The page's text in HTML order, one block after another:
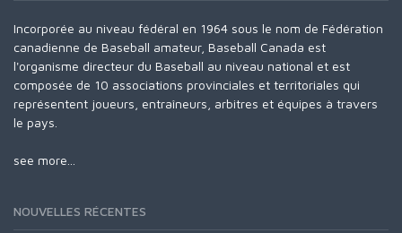
Incorporée au niveau fédéral en 1964 sous le nom de Fédération
canadienne de Baseball amateur, Baseball Canada est
l'organisme directeur du Baseball au niveau national et est
composée de 10 associations provinciales et territoriales qui
représentent joueurs, entraîneurs, arbitres et équipes à travers
le pays.
see more...
NOUVELLES RÉCENTES